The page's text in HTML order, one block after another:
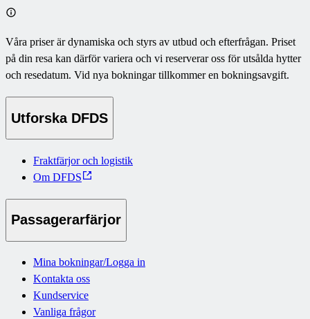
Våra priser är dynamiska och styrs av utbud och efterfrågan. Priset
på din resa kan därför variera och vi reserverar oss för utsålda hytter
och resedatum. Vid nya bokningar tillkommer en bokningsavgift.
Utforska DFDS
Fraktfärjor och logistik
Om DFDS
Passagerarfärjor
Mina bokningar/Logga in
Kontakta oss
Kundservice
Vanliga frågor